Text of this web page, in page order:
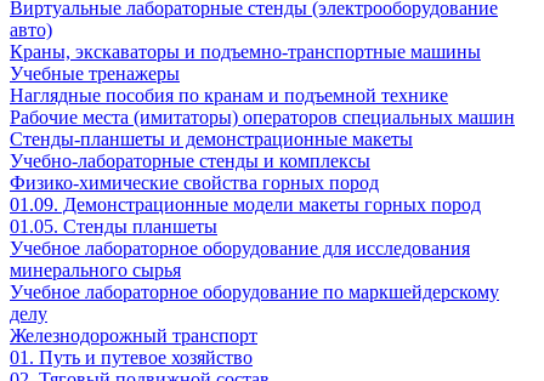
Виртуальные лабораторные стенды (электрооборудование
авто)
Краны, экскаваторы и подъемно-транспортные машины
Учебные тренажеры
Наглядные пособия по кранам и подъемной технике
Рабочие места (имитаторы) операторов специальных машин
Стенды-планшеты и демонстрационные макеты
Учебно-лабораторные стенды и комплексы
Физико-химические свойства горных пород
01.09. Демонстрационные модели макеты горных пород
01.05. Стенды планшеты
Учебное лабораторное оборудование для исследования
минерального сырья
Учебное лабораторное оборудование по маркшейдерскому
делу
Железнодорожный транспорт
01. Путь и путевое хозяйство